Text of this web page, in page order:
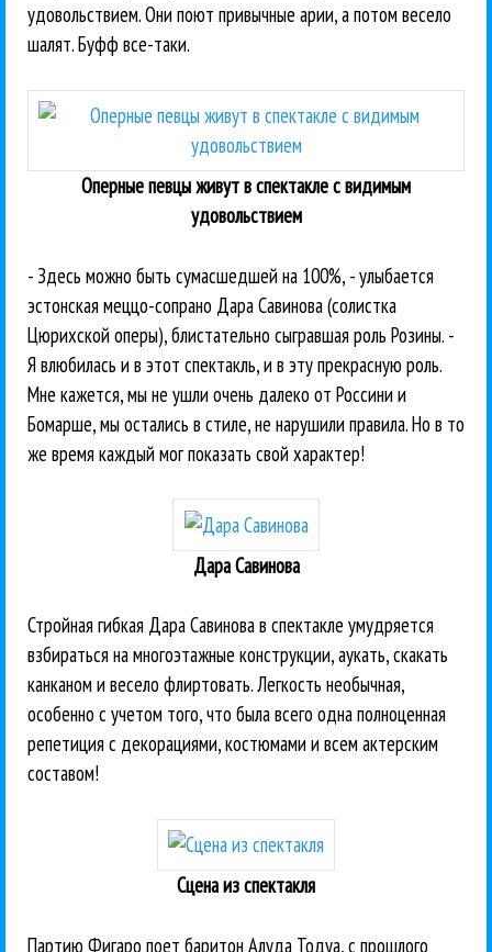
удовольствием. Они поют привычные арии, а потом весело
шалят. Буфф все-таки.
Оперные певцы живут в спектакле с видимым
удовольствием
- Здесь можно быть сумасшедшей на 100%, - улыбается
эстонская меццо-сопрано Дара Савинова (солистка
Цюрихской оперы), блистательно сыгравшая роль Розины. -
Я влюбилась и в этот спектакль, и в эту прекрасную роль.
Мне кажется, мы не ушли очень далеко от Россини и
Бомарше, мы остались в стиле, не нарушили правила. Но в то
же время каждый мог показать свой характер!
Дара Савинова
Стройная гибкая Дара Савинова в спектакле умудряется
взбираться на многоэтажные конструкции, аукать, скакать
канканом и весело флиртовать. Легкость необычная,
особенно с учетом того, что была всего одна полноценная
репетиция с декорациями, костюмами и всем актерским
составом!
Сцена из спектакля
Партию Фигаро поет баритон Алуда Тодуа, с прошлого